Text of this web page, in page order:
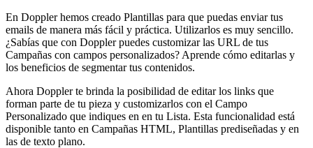
En Doppler hemos creado Plantillas para que puedas enviar tus
emails de manera más fácil y práctica. Utilizarlos es muy sencillo.
¿Sabías que con Doppler puedes customizar las URL de tus
Campañas con campos personalizados? Aprende cómo editarlas y
los beneficios de segmentar tus contenidos.
Ahora Doppler te brinda la posibilidad de editar los links que
forman parte de tu pieza y customizarlos con el Campo
Personalizado que indiques en en tu Lista. Esta funcionalidad está
disponible tanto en Campañas HTML, Plantillas prediseñadas y en
las de texto plano.